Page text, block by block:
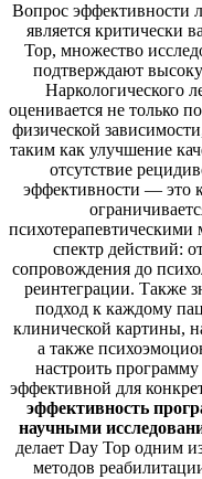
Вопрос эффективности
является критически
Top, множество
подтверждают
Наркологического
оценивается не только
физической
таким как улучшение
отсутствие
эффективности — это
спектр действий:
сопровождения до
реинтеграции. Также
подход к каждому
клинической картины,
а также
настроить
эффективной для
эффективность
научными
делает Day Top одним
методов